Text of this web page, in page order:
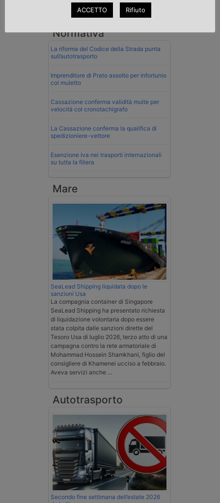
Normativa
La riforma del Codice della Strada punta
sull’autotrasporto
Imprenditore di Prato assolto per infortunio
col muletto
Cassazione conferma validità multe per
velocità col cronotachigrafo
La Cassazione conferma la qualifica di
spedizioniere-vettore
Esenzione Iva nei trasporti internazionali
su tutta la filiera
Mare
SeaLead Shipping liquidata dopo le
sanzioni Usa
La compagnia container di Singapore
SeaLead Shipping ha presentato richiesta
di liquidazione volontaria dopo essere
stata colpita dalle sanzioni dirette del
Tesoro Usa di luglio 2026, terzo atto di una
campagna contro la rete armatoriale di
Mohammad Hossein Shamkhani, figlio del
consigliere di Khamenei ucciso a febbraio.
Aveva servizi anche …
Autotrasporto
Secondo fine settimana dell’estate 2026
ACCETTO Rifiuto